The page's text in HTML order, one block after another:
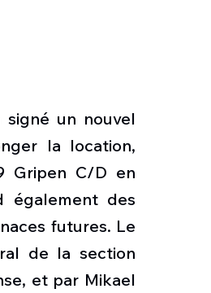
signé un nouvel
la location,
Gripen C/D en
également des
futures. Le
de la section
et par Mikael